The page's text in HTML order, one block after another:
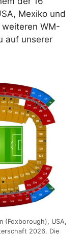
Mexiko und
WM-
auf unserer
(Foxborough), USA,
2026. Die